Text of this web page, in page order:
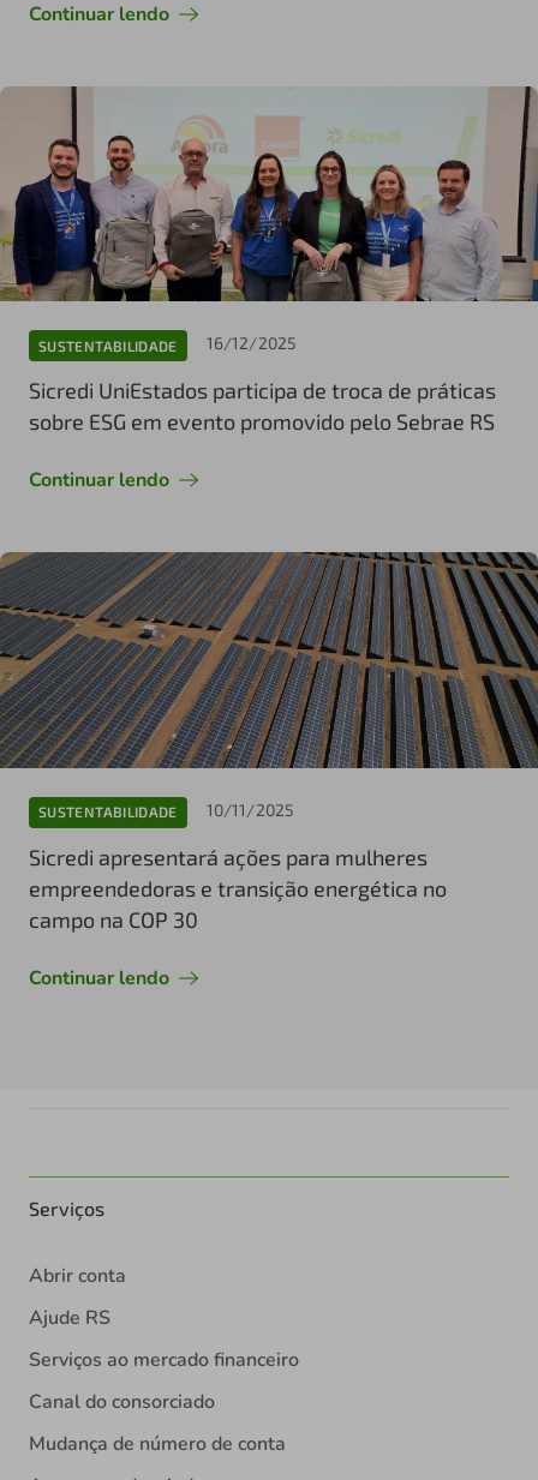
Continuar lendo
SUSTENTABILIDADE 16/12/2025
Sicredi UniEstados participa de troca de práticas
sobre ESG em evento promovido pelo Sebrae RS
Continuar lendo
SUSTENTABILIDADE 10/11/2025
Sicredi apresentará ações para mulheres
empreendedoras e transição energética no
campo na COP 30
Continuar lendo
Serviços
Abrir conta
Ajude RS
Serviços ao mercado financeiro
Canal do consorciado
Mudança de número de conta